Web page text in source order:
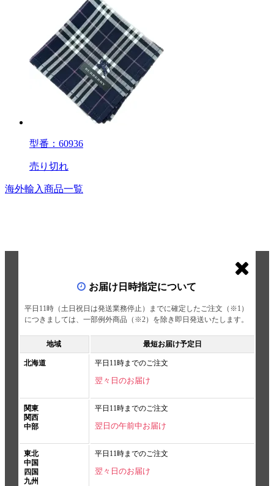
型番：60936
売り切れ
海外輸入商品一覧
お届け日時指定について
平日11時（土日祝日は発送業務停止）までに確定したご注文（※1）
につきましては、一部例外商品（※2）を除き即日発送いたします。
地域 最短お届け予定日
北海道 平日11時までのご注文
翌々日のお届け
関東
関西
中部
平日11時までのご注文
翌日の午前中お届け
東北
中国
四国
九州
平日11時までのご注文
翌々日のお届け